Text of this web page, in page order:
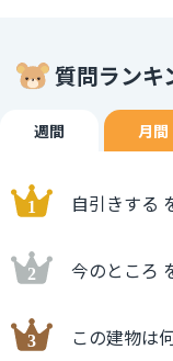
質問ランキ
週間 月間
自引きする
今のところ
この建物は